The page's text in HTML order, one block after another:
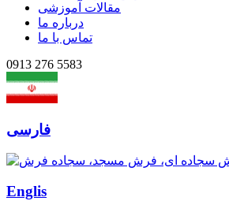
مقالات آموزشی
درباره ما
تماس با ما
0913 276 5583
فارسی
Englis